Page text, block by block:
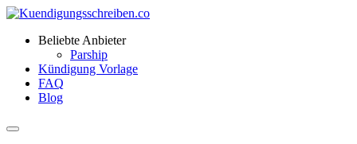
Beliebte Anbieter
Parship
Kündigung Vorlage
FAQ
Blog